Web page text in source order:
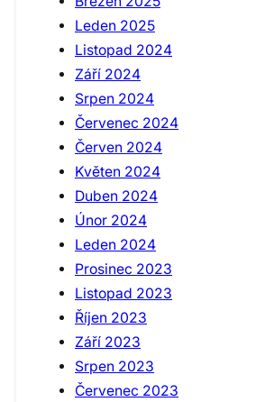
Leden 2025
Listopad 2024
Září 2024
Srpen 2024
Červenec 2024
Červen 2024
Květen 2024
Duben 2024
Únor 2024
Leden 2024
Prosinec 2023
Listopad 2023
Říjen 2023
Září 2023
Srpen 2023
Červenec 2023